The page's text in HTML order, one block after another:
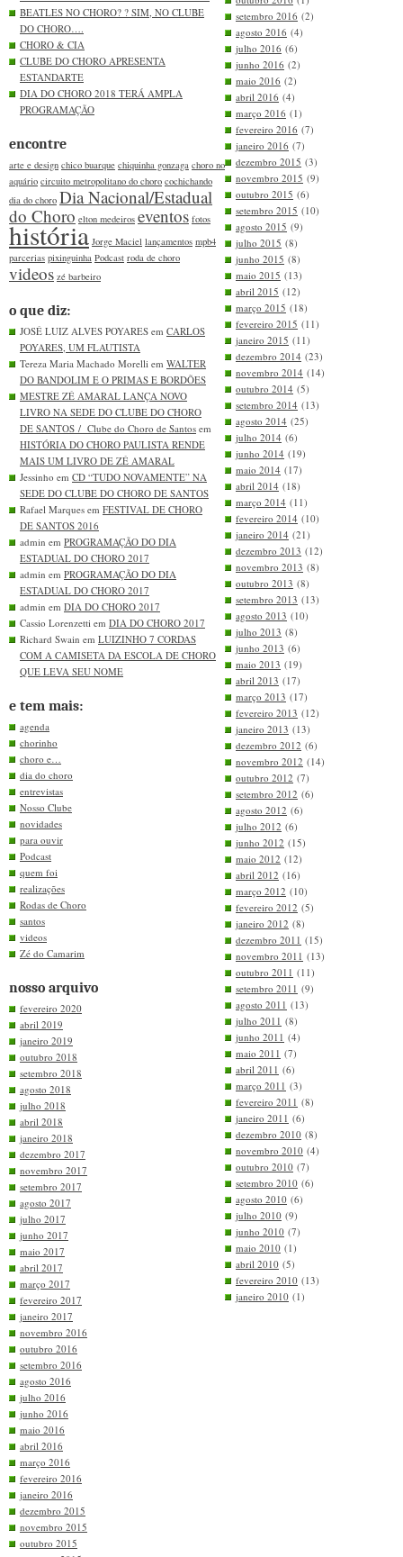
BEATLES NO CHORO? ? SIM, NO CLUBE
DO CHORO….
CHORO & CIA
CLUBE DO CHORO APRESENTA
ESTANDARTE
DIA DO CHORO 2018 TERÁ AMPLA
PROGRAMAÇÃO
encontre
arte e design chico buarque chiquinha gonzaga choro no
aquário circuito metropolitano do choro cochichando
dia do choro Dia Nacional/Estadual
do Choro elton medeiros eventos fotos
história Jorge Maciel lançamentos mpb4
parcerias pixinguinha Podcast roda de choro
videos zé barbeiro
o que diz:
JOSÉ LUIZ ALVES POYARES em CARLOS
POYARES, UM FLAUTISTA
Tereza Maria Machado Morelli em WALTER
DO BANDOLIM E O PRIMAS E BORDÕES
MESTRE ZÉ AMARAL LANÇA NOVO
LIVRO NA SEDE DO CLUBE DO CHORO
DE SANTOS / Clube do Choro de Santos em
HISTÓRIA DO CHORO PAULISTA RENDE
MAIS UM LIVRO DE ZÉ AMARAL
Jessinho em CD “TUDO NOVAMENTE” NA
SEDE DO CLUBE DO CHORO DE SANTOS
Rafael Marques em FESTIVAL DE CHORO
DE SANTOS 2016
admin em PROGRAMAÇÃO DO DIA
ESTADUAL DO CHORO 2017
admin em PROGRAMAÇÃO DO DIA
ESTADUAL DO CHORO 2017
admin em DIA DO CHORO 2017
Cassio Lorenzetti em DIA DO CHORO 2017
Richard Swain em LUIZINHO 7 CORDAS
COM A CAMISETA DA ESCOLA DE CHORO
QUE LEVA SEU NOME
e tem mais:
agenda
chorinho
choro e…
dia do choro
entrevistas
Nosso Clube
novidades
para ouvir
Podcast
quem foi
realizações
Rodas de Choro
santos
videos
Zé do Camarim
nosso arquivo
fevereiro 2020
abril 2019
janeiro 2019
outubro 2018
setembro 2018
agosto 2018
julho 2018
abril 2018
janeiro 2018
dezembro 2017
novembro 2017
setembro 2017
agosto 2017
julho 2017
junho 2017
maio 2017
abril 2017
março 2017
fevereiro 2017
janeiro 2017
novembro 2016
outubro 2016
setembro 2016
agosto 2016
julho 2016
junho 2016
maio 2016
abril 2016
março 2016
fevereiro 2016
janeiro 2016
dezembro 2015
novembro 2015
outubro 2015
setembro 2016 (2)
agosto 2016 (4)
julho 2016 (6)
junho 2016 (2)
maio 2016 (2)
abril 2016 (4)
março 2016 (1)
fevereiro 2016 (7)
janeiro 2016 (7)
dezembro 2015 (3)
novembro 2015 (9)
outubro 2015 (6)
setembro 2015 (10)
agosto 2015 (9)
julho 2015 (8)
junho 2015 (8)
maio 2015 (13)
abril 2015 (12)
março 2015 (18)
fevereiro 2015 (11)
janeiro 2015 (11)
dezembro 2014 (23)
novembro 2014 (14)
outubro 2014 (5)
setembro 2014 (13)
agosto 2014 (25)
julho 2014 (6)
junho 2014 (19)
maio 2014 (17)
abril 2014 (18)
março 2014 (11)
fevereiro 2014 (10)
janeiro 2014 (21)
dezembro 2013 (12)
novembro 2013 (8)
outubro 2013 (8)
setembro 2013 (13)
agosto 2013 (10)
julho 2013 (8)
junho 2013 (6)
maio 2013 (19)
abril 2013 (17)
março 2013 (17)
fevereiro 2013 (12)
janeiro 2013 (13)
dezembro 2012 (6)
novembro 2012 (14)
outubro 2012 (7)
setembro 2012 (6)
agosto 2012 (6)
julho 2012 (6)
junho 2012 (15)
maio 2012 (12)
abril 2012 (16)
março 2012 (10)
fevereiro 2012 (5)
janeiro 2012 (8)
dezembro 2011 (15)
novembro 2011 (13)
outubro 2011 (11)
setembro 2011 (9)
agosto 2011 (13)
julho 2011 (8)
junho 2011 (4)
maio 2011 (7)
abril 2011 (6)
março 2011 (3)
fevereiro 2011 (8)
janeiro 2011 (6)
dezembro 2010 (8)
novembro 2010 (4)
outubro 2010 (7)
setembro 2010 (6)
agosto 2010 (6)
julho 2010 (9)
junho 2010 (7)
maio 2010 (1)
abril 2010 (5)
fevereiro 2010 (13)
janeiro 2010 (1)